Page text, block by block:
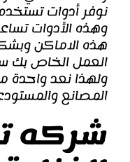
نوفر أدوات
وهذه الأدوات
هذه الاماكن
العمل الخاص
ولهذا نعد
المصانع
شركه